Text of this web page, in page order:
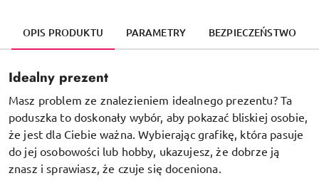
OPIS PRODUKTU PARAMETRY BEZPIECZEŃSTWO
Idealny prezent
Masz problem ze znalezieniem idealnego prezentu? Ta
poduszka to doskonały wybór, aby pokazać bliskiej osobie,
że jest dla Ciebie ważna. Wybierając grafikę, która pasuje
do jej osobowości lub hobby, ukazujesz, że dobrze ją
znasz i sprawiasz, że czuje się doceniona.